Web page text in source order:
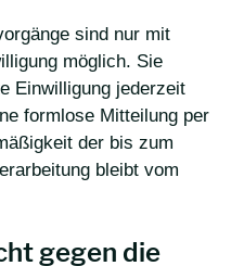
sind nur mit
möglich. Sie
Einwilligung jederzeit
formlose Mitteilung per
der bis zum
bleibt vom
gegen die